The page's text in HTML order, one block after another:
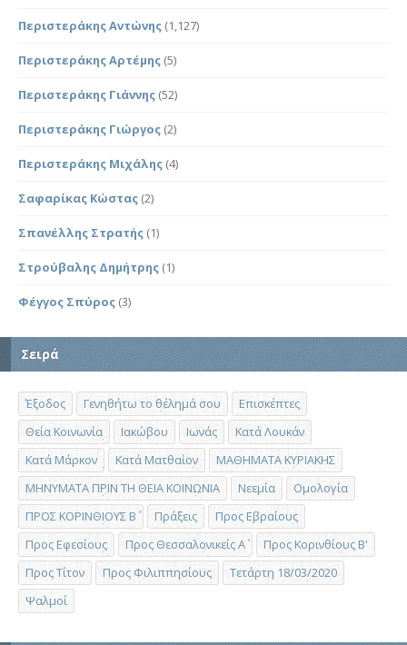
Περιστεράκης Αντώνης (1,127)
Περιστεράκης Αρτέμης (5)
Περιστεράκης Γιάννης (52)
Περιστεράκης Γιώργος (2)
Περιστεράκης Μιχάλης (4)
Σαφαρίκας Κώστας (2)
Σπανέλλης Στρατής (1)
Στρούβαλης Δημήτρης (1)
Φέγγος Σπύρος (3)
Σειρά
Έξοδος Γενηθήτω το θέλημά σου
Επισκέπτες
Θεία Κοινωνία
Ιακώβου Ιωνάς
Κατά Λουκάν
Κατά Μάρκον
Κατά Ματθαίον
ΜΑΘΗΜΑΤΑ ΚΥΡΙΑΚΗΣ
ΜΗΝΥΜΑΤΑ ΠΡΙΝ ΤΗ ΘΕΙΑ ΚΟΙΝΩΝΙΑ
Νεεμία
Ομολογία
ΠΡΟΣ ΚΟΡΙΝΘΙΟΥΣ Β΄
Πράξεις
Προς Εβραίους
Προς Εφεσίους
Προς Θεσσαλονικείς Α΄
Προς Κορινθίους Β'
Προς Τίτον
Προς Φιλιππησίους
Τετάρτη 18/03/2020
Ψαλμοί